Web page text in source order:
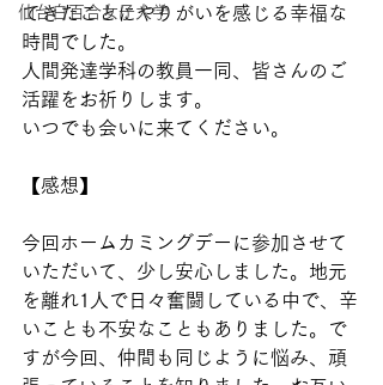
仙台白百合女子大学
てきたことにやりがいを感じる幸福な
時間でした。
人間発達学科の教員一同、皆さんのご
活躍をお祈りします。
いつでも会いに来てください。
【感想】
今回ホームカミングデーに参加させて
いただいて、少し安心しました。地元
を離れ1人で日々奮闘している中で、辛
いことも不安なこともありました。で
すが今回、仲間も同じように悩み、頑